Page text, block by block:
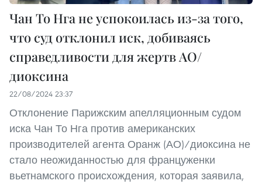
Чан То Нга не успокоилась из-за того,
что суд отклонил иск, добиваясь
справедливости для жертв АО/
диоксина
22/08/2024 23:37
Отклонение Парижским апелляционным судом
иска Чан То Нга против американских
производителей агента Оранж (АО)/диоксина не
стало неожиданностью для француженки
вьетнамского происхождения, которая заявила,